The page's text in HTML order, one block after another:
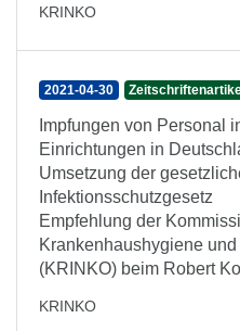
KRINKO
2021-04-30
Impfungen von Personal
Einrichtungen in
Umsetzung der
Infektionsschutzgesetz
Empfehlung der
Krankenhaushygiene
(KRINKO) beim Robert
KRINKO